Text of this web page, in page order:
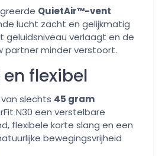
QuietAir™-vent
lucht zacht en gelijkmatig
geluidsniveau verlaagt en de
partner minder verstoort.
flexibel
slechts 45 gram
N30 een verstelbare
flexibele korte slang en een
bewegingsvrijheid